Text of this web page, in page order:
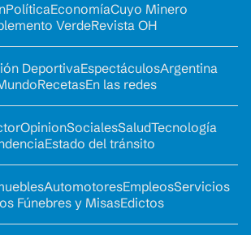
PolíticaEconomíaCuyo Minero
VerdeRevista OH
DeportivaEspectáculosArgentina
RecetasEn las redes
OpinionSocialesSaludTecnología
Estado del tránsito
AutomotoresEmpleosServicios
Fúnebres y MisasEdictos